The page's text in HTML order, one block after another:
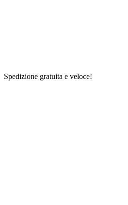
Spedizione gratuita e veloce!